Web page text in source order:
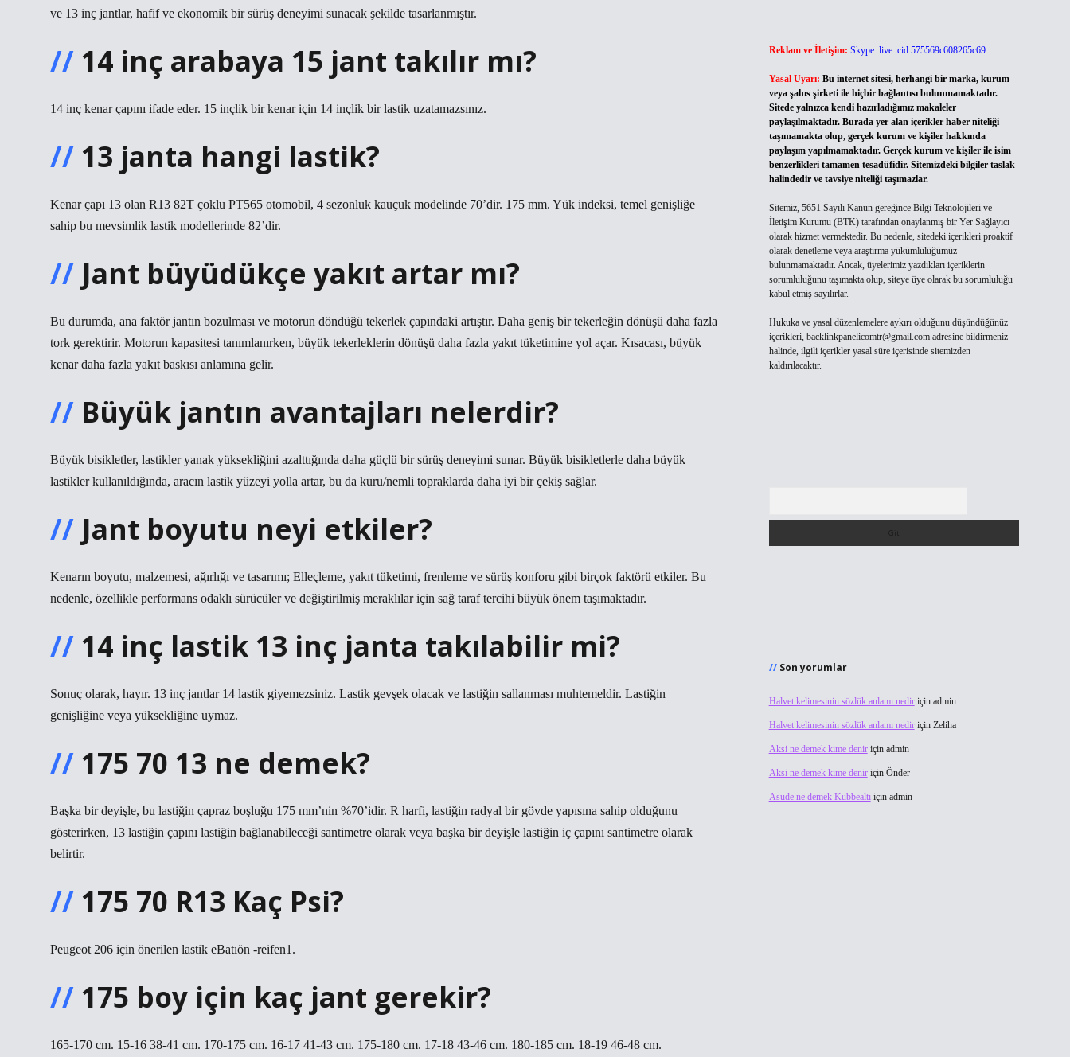
ve 13 inç jantlar, hafif ve ekonomik bir sürüş deneyimi sunacak şekilde tasarlanmıştır.
14 inç arabaya 15 jant takılır mı?
14 inç kenar çapını ifade eder. 15 inçlik bir kenar için 14 inçlik bir lastik uzatamazsınız.
13 janta hangi lastik?
Kenar çapı 13 olan R13 82T çoklu PT565 otomobil, 4 sezonluk kauçuk modelinde 70’dir. 175 mm. Yük indeksi, temel genişliğe
sahip bu mevsimlik lastik modellerinde 82’dir.
Jant büyüdükçe yakıt artar mı?
Bu durumda, ana faktör jantın bozulması ve motorun döndüğü tekerlek çapındaki artıştır. Daha geniş bir tekerleğin dönüşü daha fazla
tork gerektirir. Motorun kapasitesi tanımlanırken, büyük tekerleklerin dönüşü daha fazla yakıt tüketimine yol açar. Kısacası, büyük
kenar daha fazla yakıt baskısı anlamına gelir.
Büyük jantın avantajları nelerdir?
Büyük bisikletler, lastikler yanak yüksekliğini azalttığında daha güçlü bir sürüş deneyimi sunar. Büyük bisikletlerle daha büyük
lastikler kullanıldığında, aracın lastik yüzeyi yolla artar, bu da kuru/nemli topraklarda daha iyi bir çekiş sağlar.
Jant boyutu neyi etkiler?
Kenarın boyutu, malzemesi, ağırlığı ve tasarımı; Elleçleme, yakıt tüketimi, frenleme ve sürüş konforu gibi birçok faktörü etkiler. Bu
nedenle, özellikle performans odaklı sürücüler ve değiştirilmiş meraklılar için sağ taraf tercihi büyük önem taşımaktadır.
14 inç lastik 13 inç janta takılabilir mi?
Sonuç olarak, hayır. 13 inç jantlar 14 lastik giyemezsiniz. Lastik gevşek olacak ve lastiğin sallanması muhtemeldir. Lastiğin
genişliğine veya yüksekliğine uymaz.
175 70 13 ne demek?
Başka bir deyişle, bu lastiğin çapraz boşluğu 175 mm’nin %70’idir. R harfi, lastiğin radyal bir gövde yapısına sahip olduğunu
gösterirken, 13 lastiğin çapını lastiğin bağlanabileceği santimetre olarak veya başka bir deyişle lastiğin iç çapını santimetre olarak
belirtir.
175 70 R13 Kaç Psi?
Peugeot 206 için önerilen lastik eBatıön -reifen1.
175 boy için kaç jant gerekir?
165-170 cm. 15-16 38-41 cm. 170-175 cm. 16-17 41-43 cm. 175-180 cm. 17-18 43-46 cm. 180-185 cm. 18-19 46-48 cm.
Reklam ve İletişim: Skype: live:.cid.575569c608265c69
Yasal Uyarı: Bu internet sitesi, herhangi bir marka, kurum
veya şahıs şirketi ile hiçbir bağlantısı bulunmamaktadır.
Sitede yalnızca kendi hazırladığımız makaleler
paylaşılmaktadır. Burada yer alan içerikler haber niteliği
taşımamakta olup, gerçek kurum ve kişiler hakkında
paylaşım yapılmamaktadır. Gerçek kurum ve kişiler ile isim
benzerlikleri tamamen tesadüfidir. Sitemizdeki bilgiler taslak
halindedir ve tavsiye niteliği taşımazlar.
Sitemiz, 5651 Sayılı Kanun gereğince Bilgi Teknolojileri ve
İletişim Kurumu (BTK) tarafından onaylanmış bir Yer Sağlayıcı
olarak hizmet vermektedir. Bu nedenle, sitedeki içerikleri proaktif
olarak denetleme veya araştırma yükümlülüğümüz
bulunmamaktadır. Ancak, üyelerimiz yazdıkları içeriklerin
sorumluluğunu taşımakta olup, siteye üye olarak bu sorumluluğu
kabul etmiş sayılırlar.
Hukuka ve yasal düzenlemelere aykırı olduğunu düşündüğünüz
içerikleri, backlinkpanelicomtr@gmail.comadresine bildirmeniz
halinde, ilgili içerikler yasal süre içerisinde sitemizden
kaldırılacaktır.
Son yorumlar
Halvet kelimesinin sözlük anlamı nediriçin admin
Halvet kelimesinin sözlük anlamı nediriçin Zeliha
Aksi ne demek kime deniriçin admin
Aksi ne demek kime deniriçin Önder
Asude ne demek Kubbealtıiçin admin